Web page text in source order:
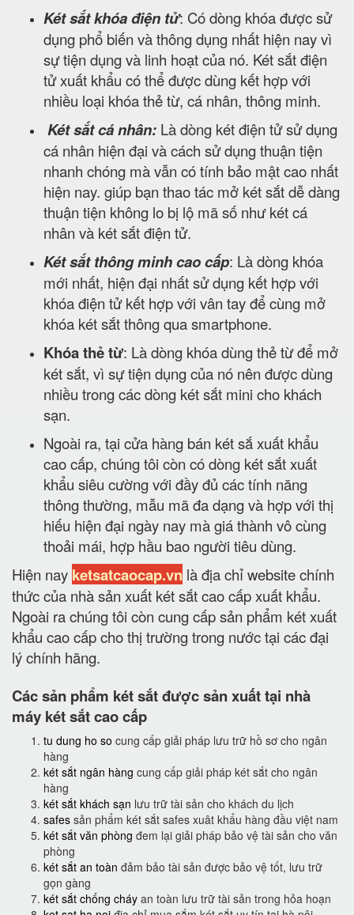
Két sắt khóa điện tử: Có dòng khóa được sử
dụng phổ biến và thông dụng nhất hiện nay vì
sự tiện dụng và linh hoạt của nó. Két sắt điện
tử xuất khẩu có thể được dùng kết hợp với
nhiều loại khóa thẻ từ, cá nhân, thông minh.
Két sắt cá nhân: Là dòng két điện tử sử dụng
cá nhân hiện đại và cách sử dụng thuận tiện
nhanh chóng mà vẫn có tính bảo mật cao nhất
hiện nay. giúp bạn thao tác mở két sắt dễ dàng
thuận tiện không lo bị lộ mã số như két cá
nhân và két sắt điện tử.
Két sắt thông minh cao cấp: Là dòng khóa
mới nhất, hiện đại nhất sử dụng kết hợp với
khóa điện tử kết hợp với vân tay để cùng mở
khóa két sắt thông qua smartphone.
Khóa thẻ từ: Là dòng khóa dùng thẻ từ để mở
két sắt, vì sự tiện dụng của nó nên được dùng
nhiều trong các dòng két sắt mini cho khách
sạn.
Ngoài ra, tại cửa hàng bán két sắ xuất khẩu
cao cấp, chúng tôi còn có dòng két sắt xuất
khẩu siêu cường với đầy đủ các tính năng
thông thường, mẫu mã đa dạng và hợp với thị
hiếu hiện đại ngày nay mà giá thành vô cùng
thoải mái, hợp hầu bao người tiêu dùng.
Hiện nay ketsatcaocap.vn là địa chỉ website chính
thức của nhà sản xuất két sắt cao cấp xuất khẩu.
Ngoài ra chúng tôi còn cung cấp sản phẩm két xuất
khẩu cao cấp cho thị trường trong nước tại các đại
lý chính hãng.
Các sản phẩm két sắt được sản xuất tại nhà
máy két sắt cao cấp
tu dung ho so cung cấp giải pháp lưu trữ hồ sơ cho ngân
hàng
két sắt ngân hàng cung cấp giải pháp két sắt cho ngân
hàng
két sắt khách sạn lưu trữ tài sản cho khách du lịch
safes sản phẩm két sắt safes xuât khẩu hàng đầu việt nam
két sắt văn phòng đem lại giải pháp bảo vệ tài sản cho văn
phòng
két sắt an toàn đảm bảo tài sản được bảo vệ tốt, lưu trữ
gọn gàng
két sắt chống cháy an toàn lưu trữ tài sản trong hỏa hoạn